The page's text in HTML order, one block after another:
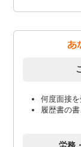
何度面接
履歴書の